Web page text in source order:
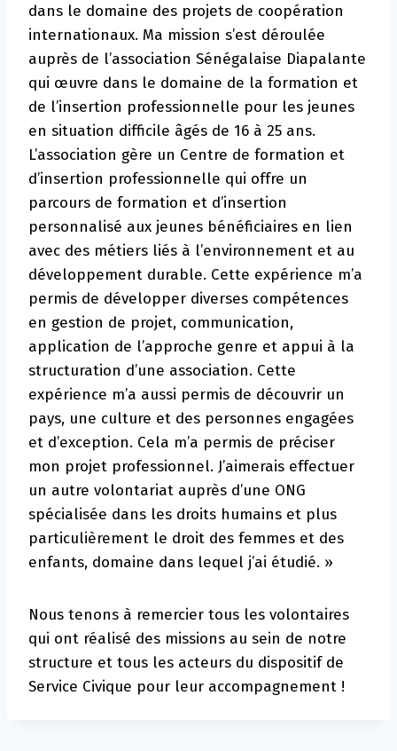
dans le domaine des projets de coopération
internationaux. Ma mission s’est déroulée
auprès de l’association Sénégalaise Diapalante
qui œuvre dans le domaine de la formation et
de l’insertion professionnelle pour les jeunes
en situation difficile âgés de 16 à 25 ans.
L’association gère un Centre de formation et
d’insertion professionnelle qui offre un
parcours de formation et d’insertion
personnalisé aux jeunes bénéficiaires en lien
avec des métiers liés à l’environnement et au
développement durable. Cette expérience m’a
permis de développer diverses compétences
en gestion de projet, communication,
application de l’approche genre et appui à la
structuration d’une association. Cette
expérience m’a aussi permis de découvrir un
pays, une culture et des personnes engagées
et d’exception. Cela m’a permis de préciser
mon projet professionnel. J’aimerais effectuer
un autre volontariat auprès d’une ONG
spécialisée dans les droits humains et plus
particulièrement le droit des femmes et des
enfants, domaine dans lequel j’ai étudié. »
Nous tenons à remercier tous les volontaires
qui ont réalisé des missions au sein de notre
structure et tous les acteurs du dispositif de
Service Civique pour leur accompagnement !